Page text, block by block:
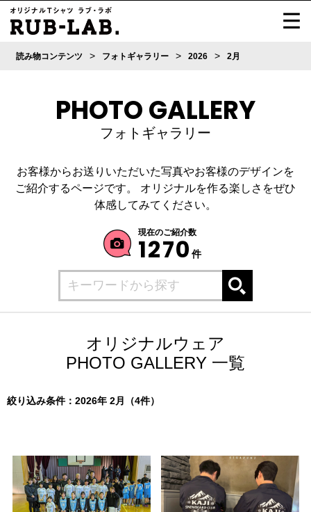
読み物コンテンツ > フォトギャラリー > 2026 > 2月
PHOTO GALLERY
フォトギャラリー
お客様からお送りいただいた写真やお客様のデザインを
ご紹介するページです。
オリジナルを作る楽しさをぜひ
体感してみてください。
現在のご紹介数
1270 件
オリジナルウェア
PHOTO GALLERY 一覧
絞り込み条件：2026年 2月（4件）